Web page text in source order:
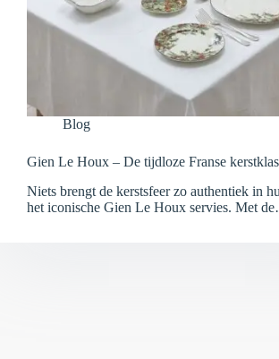
Blog
Gien Le Houx – De tijdloze Franse
Niets brengt de kerstsfeer zo authentiek in
het iconische Gien Le Houx servies. Met